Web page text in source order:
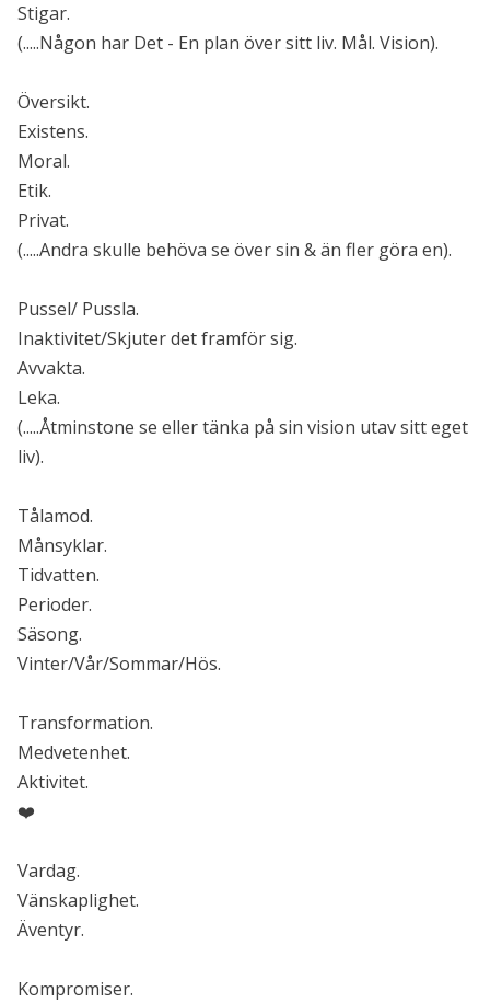
Stigar.
(.....Någon har Det - En plan över sitt liv. Mål. Vision).
Översikt.
Existens.
Moral.
Etik.
Privat.
(.....Andra skulle behöva se över sin & än fler göra en).
Pussel/ Pussla.
Inaktivitet/Skjuter det framför sig.
Avvakta.
Leka.
(.....Åtminstone se eller tänka på sin vision utav sitt eget
liv).
Tålamod.
Månsyklar.
Tidvatten.
Perioder.
Säsong.
Vinter/Vår/Sommar/Hös.
Transformation.
Medvetenhet.
Aktivitet.
❤️
Vardag.
Vänskaplighet.
Äventyr.
Kompromiser.